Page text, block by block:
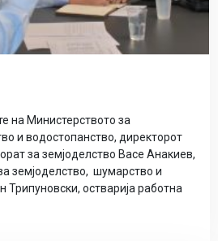
на Министерството за
и водостопанство, директорот
за земјоделство Васе Анакиев,
земјоделство, шумарство и
Трипуновски, остварија работна